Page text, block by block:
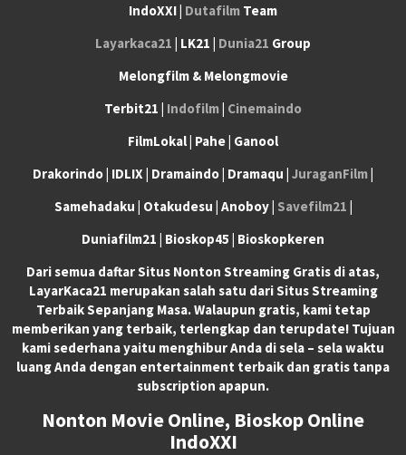
IndoXXI | Dutafilm Team
Layarkaca21 | LK21 | Dunia21 Group
Melongfilm & Melongmovie
Terbit21 | Indofilm| Cinemaindo
FilmLokal | Pahe | Ganool
Drakorindo | IDLIX | Dramaindo | Dramaqu | JuraganFilm|
Samehadaku | Otakudesu | Anoboy | Savefilm21 |
Duniafilm21 | Bioskop45 | Bioskopkeren
Dari semua daftar Situs Nonton Streaming Gratis di atas,
LayarKaca21 merupakan salah satu dari Situs Streaming
Terbaik Sepanjang Masa. Walaupun gratis, kami tetap
memberikan yang terbaik, terlengkap dan terupdate! Tujuan
kami sederhana yaitu menghibur Anda di sela – sela waktu
luang Anda dengan entertainment terbaik dan gratis tanpa
subscription apapun.
Nonton Movie Online, Bioskop Online
IndoXXI